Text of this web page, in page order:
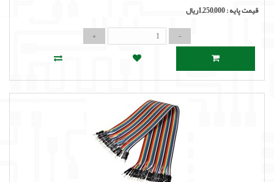
قیمت پایه :1,250,000ریال